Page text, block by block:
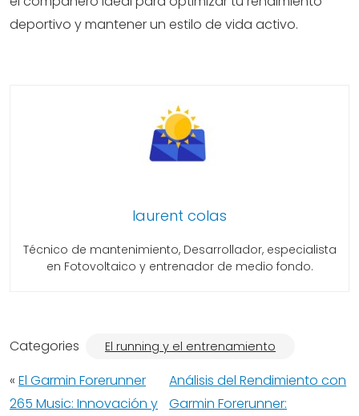
deportivo y mantener un estilo de vida activo.
laurent colas
Técnico de mantenimiento, Desarrollador, especialista
en Fotovoltaico y entrenador de medio fondo.
Categories El running y el entrenamiento
« El Garmin Forerunner
265 Music: Innovación y
Análisis del Rendimiento con
Garmin Forerunner: